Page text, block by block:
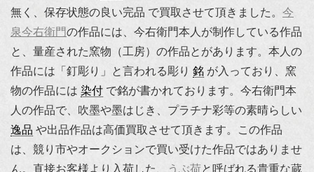
無く、保存状態の良い完品 で買取させて頂きました。 今
泉今右衛門の作品には、今右衛門本人が制作している作品
と、量産された窯物（工房）の作品とがあります。本人の
作品には「釘彫り」と言われる彫り 銘 が入っており、窯
物の作品には 染付 で銘が書かれております。今右衛門本
人の作品で、吹墨や墨はじき、プラチナ彩等の素晴らしい
逸品 や出品作品は高価買取させて頂きます。この作品
は、競り市やオークションで買い受けた作品ではありませ
ん。直接お客様より入荷した、
うぶ荷と呼ばれる貴重な蔵